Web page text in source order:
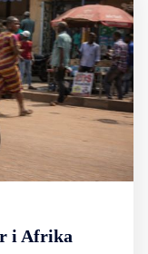
i Afrika